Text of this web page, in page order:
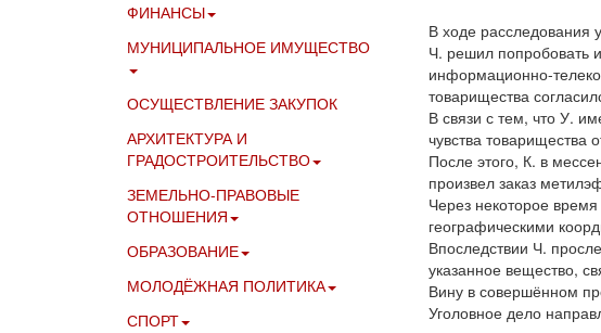
В ходе расследования
Ч. решил попробовать
информационно-
товарищества
В связи с тем, что У.
чувства товарищества
После этого, К. в
произвел заказ
Через некоторое
географическими
Впоследствии Ч.
указанное вещество,
Вину в совершённом
Уголовное дело
ФИНАНСЫ
МУНИЦИПАЛЬНОЕ ИМУЩЕСТВО
ОСУЩЕСТВЛЕНИЕ ЗАКУПОК
АРХИТЕКТУРА И
ГРАДОСТРОИТЕЛЬСТВО
ЗЕМЕЛЬНО-ПРАВОВЫЕ
ОТНОШЕНИЯ
ОБРАЗОВАНИЕ
МОЛОДЁЖНАЯ ПОЛИТИКА
СПОРТ